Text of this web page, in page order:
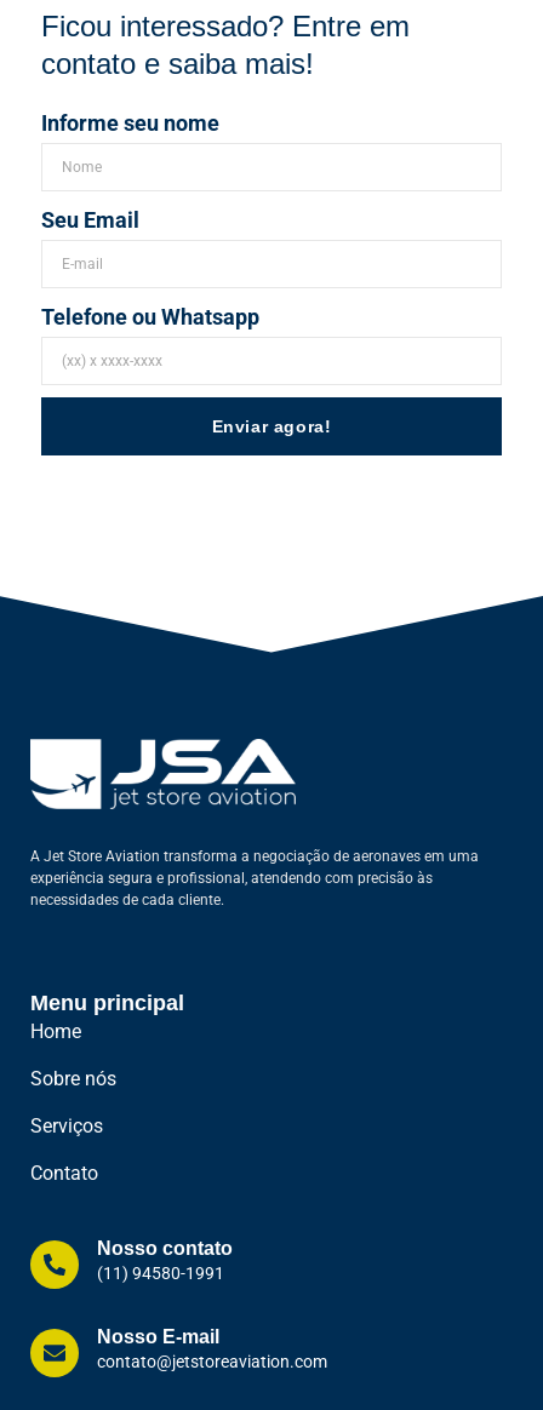
Ficou interessado? Entre em
contato e saiba mais!
Informe seu nome
Seu Email
Telefone ou Whatsapp
Enviar agora!
A Jet Store Aviation transforma a negociação de aeronaves em uma
experiência segura e profissional, atendendo com precisão às
necessidades de cada cliente.
Menu principal
Home
Sobre nós
Serviços
Contato
Nosso contato
(11) 94580-1991
Nosso E-mail
contato@jetstoreaviation.com